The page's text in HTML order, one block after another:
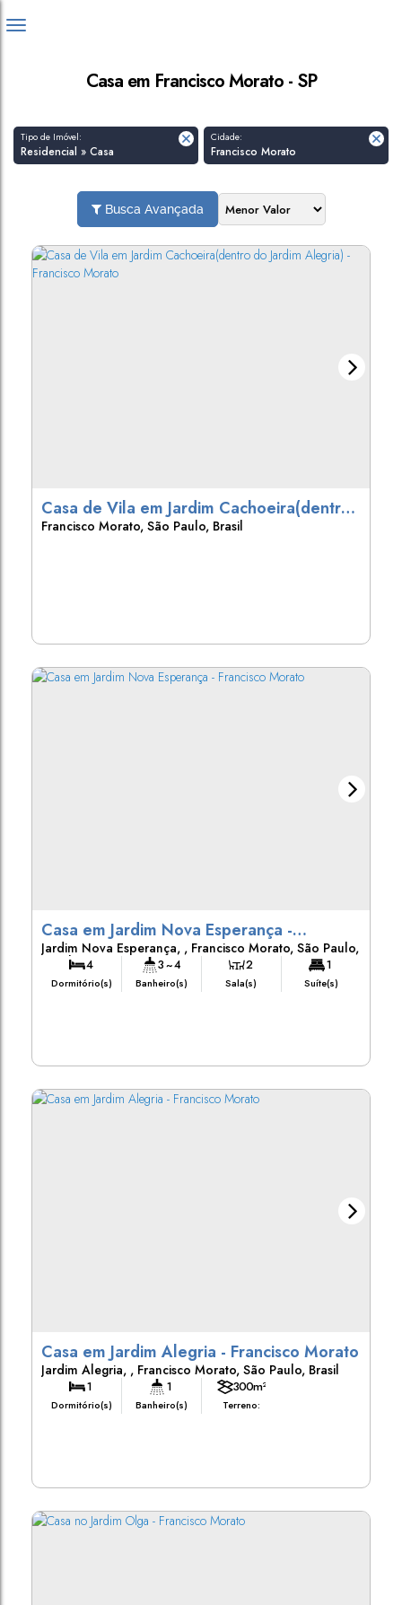
Casa em Francisco Morato - SP
Tipo de Imóvel:
Residencial » Casa
Cidade:
Francisco Morato
Busca Avançada
Casa de Vila em Jardim Cachoeira(dentro
do Jardim Alegria) - Francisco Morato
Francisco Morato, São Paulo, Brasil
Casa em Jardim Nova Esperança -
Francisco Morato
Jardim Nova Esperança , Francisco Morato, São Paulo,
Brasil 4
Dormitório(s)
3 ~ 4
Banheiro(s)
2
Sala(s)
1
Suíte(s)
Casa em Jardim Alegria - Francisco Morato
Jardim Alegria , Francisco Morato, São Paulo, Brasil
1
Dormitório(s)
1
Banheiro(s) Terreno:
300m²